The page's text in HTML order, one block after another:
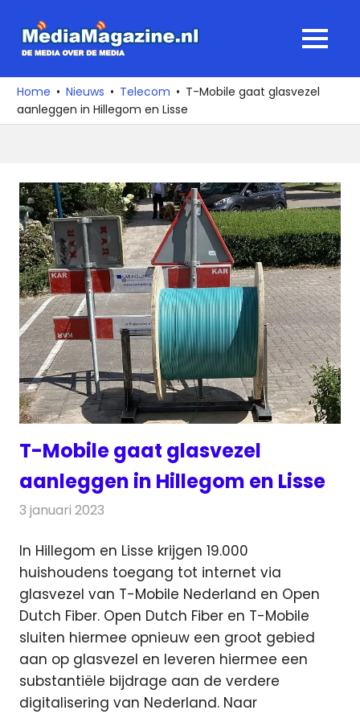
naar
media
over
de
MENU
Home Nieuws Telecom
T-Mobile gaat glasvezel
aanleggen in Hillegom en Lisse
T-Mobile gaat glasvezel
aanleggen in Hillegom en Lisse
3 januari 2023
In Hillegom en Lisse krijgen 19.000
huishoudens toegang tot internet via
glasvezel van T-Mobile Nederland en Open
Dutch Fiber. Open Dutch Fiber en T-Mobile
sluiten hiermee opnieuw een groot gebied
aan op glasvezel en leveren hiermee een
substantiële bijdrage aan de verdere
digitalisering van Nederland. Naar